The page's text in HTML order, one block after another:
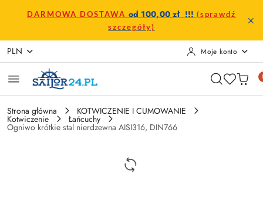
Przejdź do treści głównej
Przejdź do wyszukiwarki
Przejdź do moje konto
Przejdź do menu głównego
Przejdź do opisu produktu
Przejdź do stopki
DARMOWA DOSTAWA od 100,00 zł !!! (sprawdź
szczegóły)
PLN Moje konto
Strona główna KOTWICZENIE I CUMOWANIE
Kotwiczenie Łańcuchy
Ogniwo krótkie stal nierdzewna AISI316, DIN766